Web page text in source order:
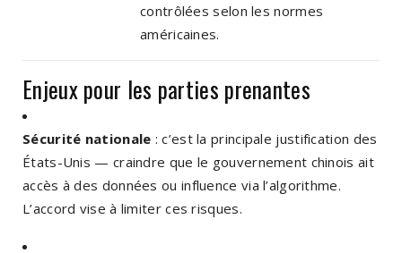
contrôlées selon les normes
américaines.
Enjeux pour les parties prenantes
Sécurité nationale : c’est la principale justification des
États-Unis — craindre que le gouvernement chinois ait
accès à des données ou influence via l’algorithme.
L’accord vise à limiter ces risques.